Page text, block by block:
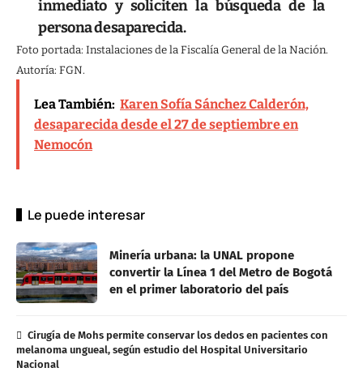
inmediato y soliciten la búsqueda de la
persona desaparecida.
Foto portada: Instalaciones de la Fiscalía General de la Nación.
Autoría: FGN.
Lea También: Karen Sofía Sánchez Calderón,
desaparecida desde el 27 de septiembre en
Nemocón
Le puede interesar
Minería urbana: la UNAL propone
convertir la Línea 1 del Metro de Bogotá
en el primer laboratorio del país
Cirugía de Mohs permite conservar los dedos en pacientes con
melanoma ungueal, según estudio del Hospital Universitario
Nacional